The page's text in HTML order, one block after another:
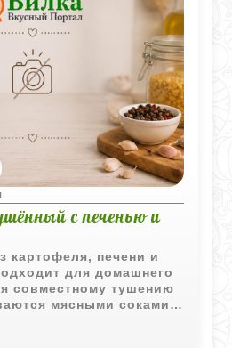
с печенью и
картофеля, печени и
для домашнего
совместному тушению
мясными соками и
а томатная паста